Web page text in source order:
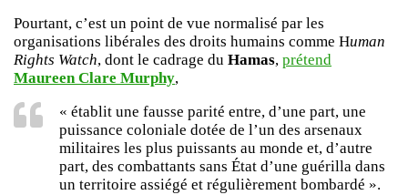
Pourtant, c’est un point de vue normalisé par les
organisations libérales des droits humains comme Human
Rights Watch, dont le cadrage du Hamas, prétend
Maureen Clare Murphy,
« établit une fausse parité entre, d’une part, une
puissance coloniale dotée de l’un des arsenaux
militaires les plus puissants au monde et, d’autre
part, des combattants sans État d’une guérilla dans
un territoire assiégé et régulièrement bombardé ».